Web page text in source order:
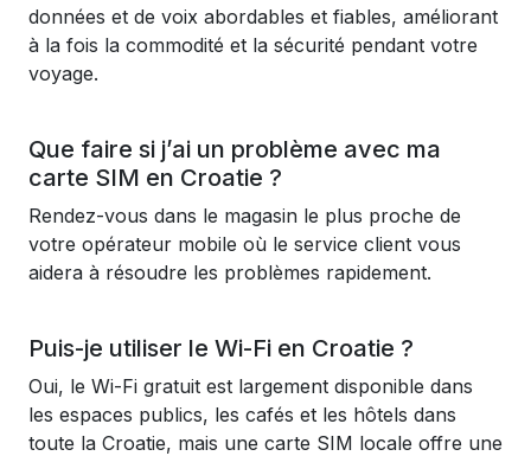
données et de voix abordables et fiables, améliorant
à la fois la commodité et la sécurité pendant votre
voyage.
Que faire si j’ai un problème avec ma
carte SIM en Croatie ?
Rendez-vous dans le magasin le plus proche de
votre opérateur mobile où le service client vous
aidera à résoudre les problèmes rapidement.
Puis-je utiliser le Wi-Fi en Croatie ?
Oui, le Wi-Fi gratuit est largement disponible dans
les espaces publics, les cafés et les hôtels dans
toute la Croatie, mais une carte SIM locale offre une